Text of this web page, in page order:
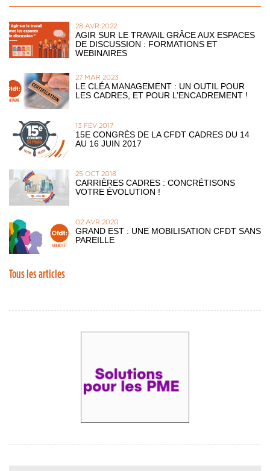
28 AVR 2022
AGIR SUR LE TRAVAIL GRÂCE AUX ESPACES
DE DISCUSSION : FORMATIONS ET
WEBINAIRES
27 MAR 2023
LE CLÉA MANAGEMENT : UN OUTIL POUR
LES CADRES, ET POUR L’ENCADREMENT !
13 FÉV 2017
15E CONGRÈS DE LA CFDT CADRES DU 14
AU 16 JUIN 2017
25 OCT 2018
CARRIÈRES CADRES : CONCRÉTISONS
VOTRE ÉVOLUTION !
02 AVR 2020
GRAND EST : UNE MOBILISATION CFDT SANS
PAREILLE
Tous les articles